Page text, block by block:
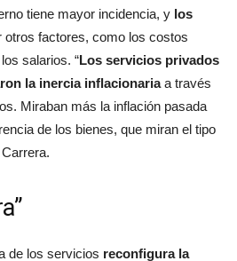
tiene mayor incidencia, y los
otros factores, como los costos
salarios. “Los servicios privados
la inercia inflacionariaa través
Miraban más la inflación pasada
de los bienes, que miran el tipo
de los servicios reconfigura la